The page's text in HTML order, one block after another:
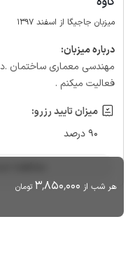
میزبان جاجیگا از اسفند 1397
درباره‌ میزبان:
مهندسی معماری ساختمان
فعالیت میکنم .
میزان تایید رزرو:
90 درصد
مشاهده
هر شب از 3٬850٬000 تومان